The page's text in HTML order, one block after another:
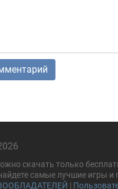
скачать только
самые лучшие игры
|